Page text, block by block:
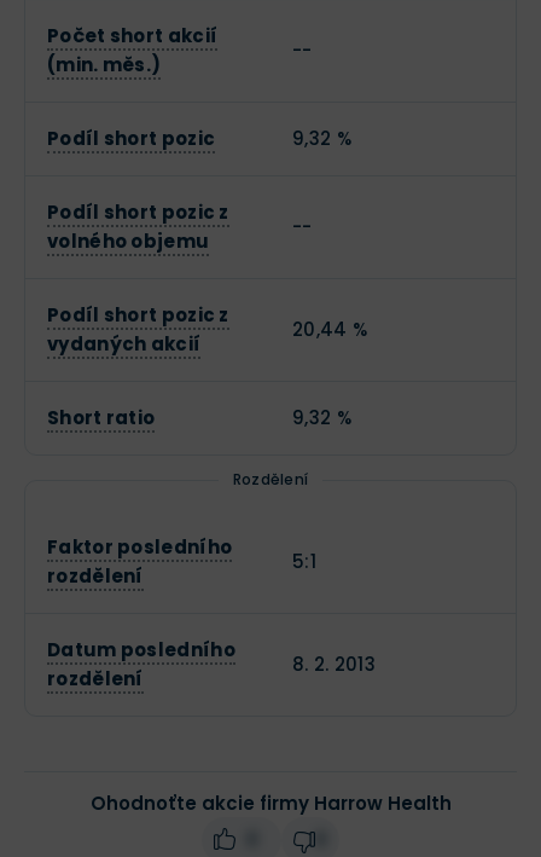
Počet short akcií
(min. měs.)
--
Podíl short pozic 9,32 %
Podíl short pozic z
volného objemu
--
Podíl short pozic z
vydaných akcií
20,44 %
Short ratio 9,32 %
Rozdělení
Faktor posledního
rozdělení
5:1
Datum posledního
rozdělení
8. 2. 2013
Ohodnoťte akcie firmy Harrow Health